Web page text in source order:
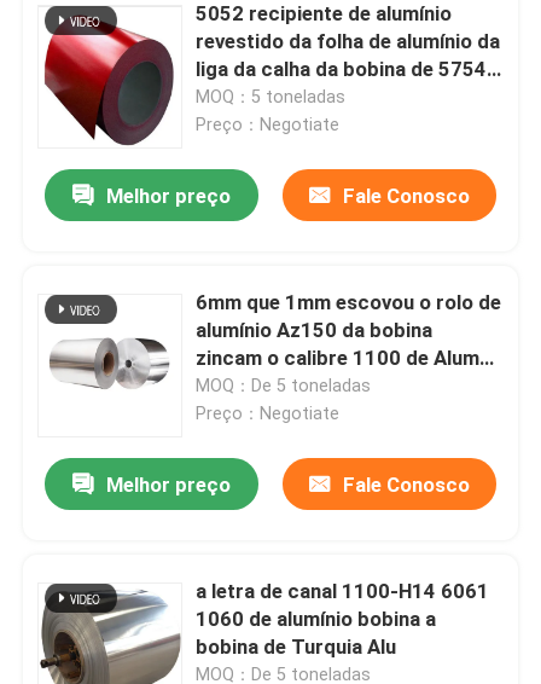
Produtos
Vídeos
Quem Somos
Controle de Qualidade
Bobina de alumínio do revestimento do moinho
Bobina de alumínio revestida da cor
Bobina de alumínio laminada
5052 recipiente de alumínio
revestido da folha de alumínio da
liga da calha da bobina de 5754
cores para a lata 0.02mm-
350mm
MOQ：5 toneladas
Preço：Negotiate
Melhor preço Fale Conosco
6mm que 1mm escovou o rolo de
alumínio Az150 da bobina
zincam o calibre 1100 de Alume
26 1060 1050 0.15-6.0mm
MOQ：De 5 toneladas
Preço：Negotiate
Melhor preço Fale Conosco
a letra de canal 1100-H14 6061
1060 de alumínio bobina a
bobina de Turquia Alu
MOQ：De 5 toneladas